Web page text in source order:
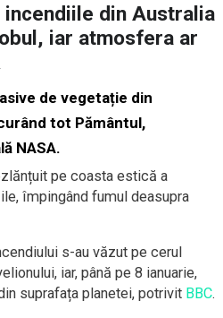
incendiile din Australia
iar atmosfera ar
de vegetație din
tot Pământul,
NASA.
pe coasta estică a
împingând fumul deasupra
s-au văzut pe cerul
iar, până pe 8 ianuarie,
suprafața planetei, potrivit BBC.